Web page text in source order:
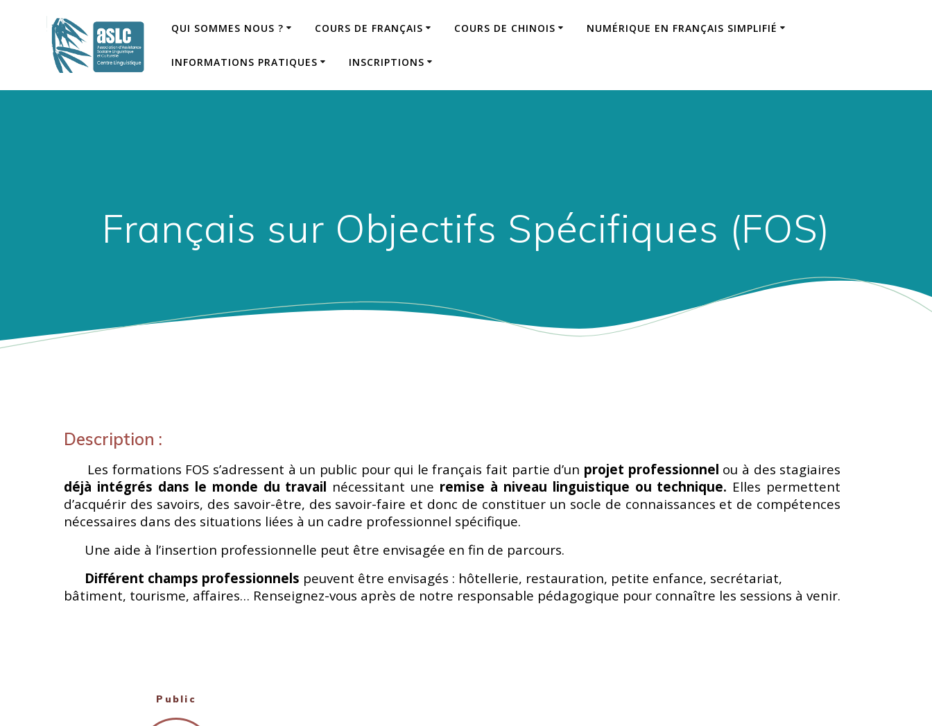
QUI SOMMES NOUS ? COURS DE FRANÇAIS COURS DE CHINOIS NUMÉRIQUE EN FRANÇAIS SIMPLIFIÉ
INFORMATIONS PRATIQUES INSCRIPTIONS
Français sur Objectifs Spécifiques (FOS)
Description :
Les formations FOS s’adressent à un public pour qui le français fait partie d’un projet professionnel ou à des stagiaires
déjà intégrés dans le monde du travail nécessitant une remise à niveau linguistique ou technique. Elles permettent
d’acquérir des savoirs, des savoir-être, des savoir-faire et donc de constituer un socle de connaissances et de compétences
nécessaires dans des situations liées à un cadre professionnel spécifique.
Une aide à l’insertion professionnelle peut être envisagée en fin de parcours.
Différent champs professionnels peuvent être envisagés : hôtellerie, restauration, petite enfance, secrétariat,
bâtiment, tourisme, affaires… Renseignez-vous après de notre responsable pédagogique pour connaître les sessions à venir.
Public